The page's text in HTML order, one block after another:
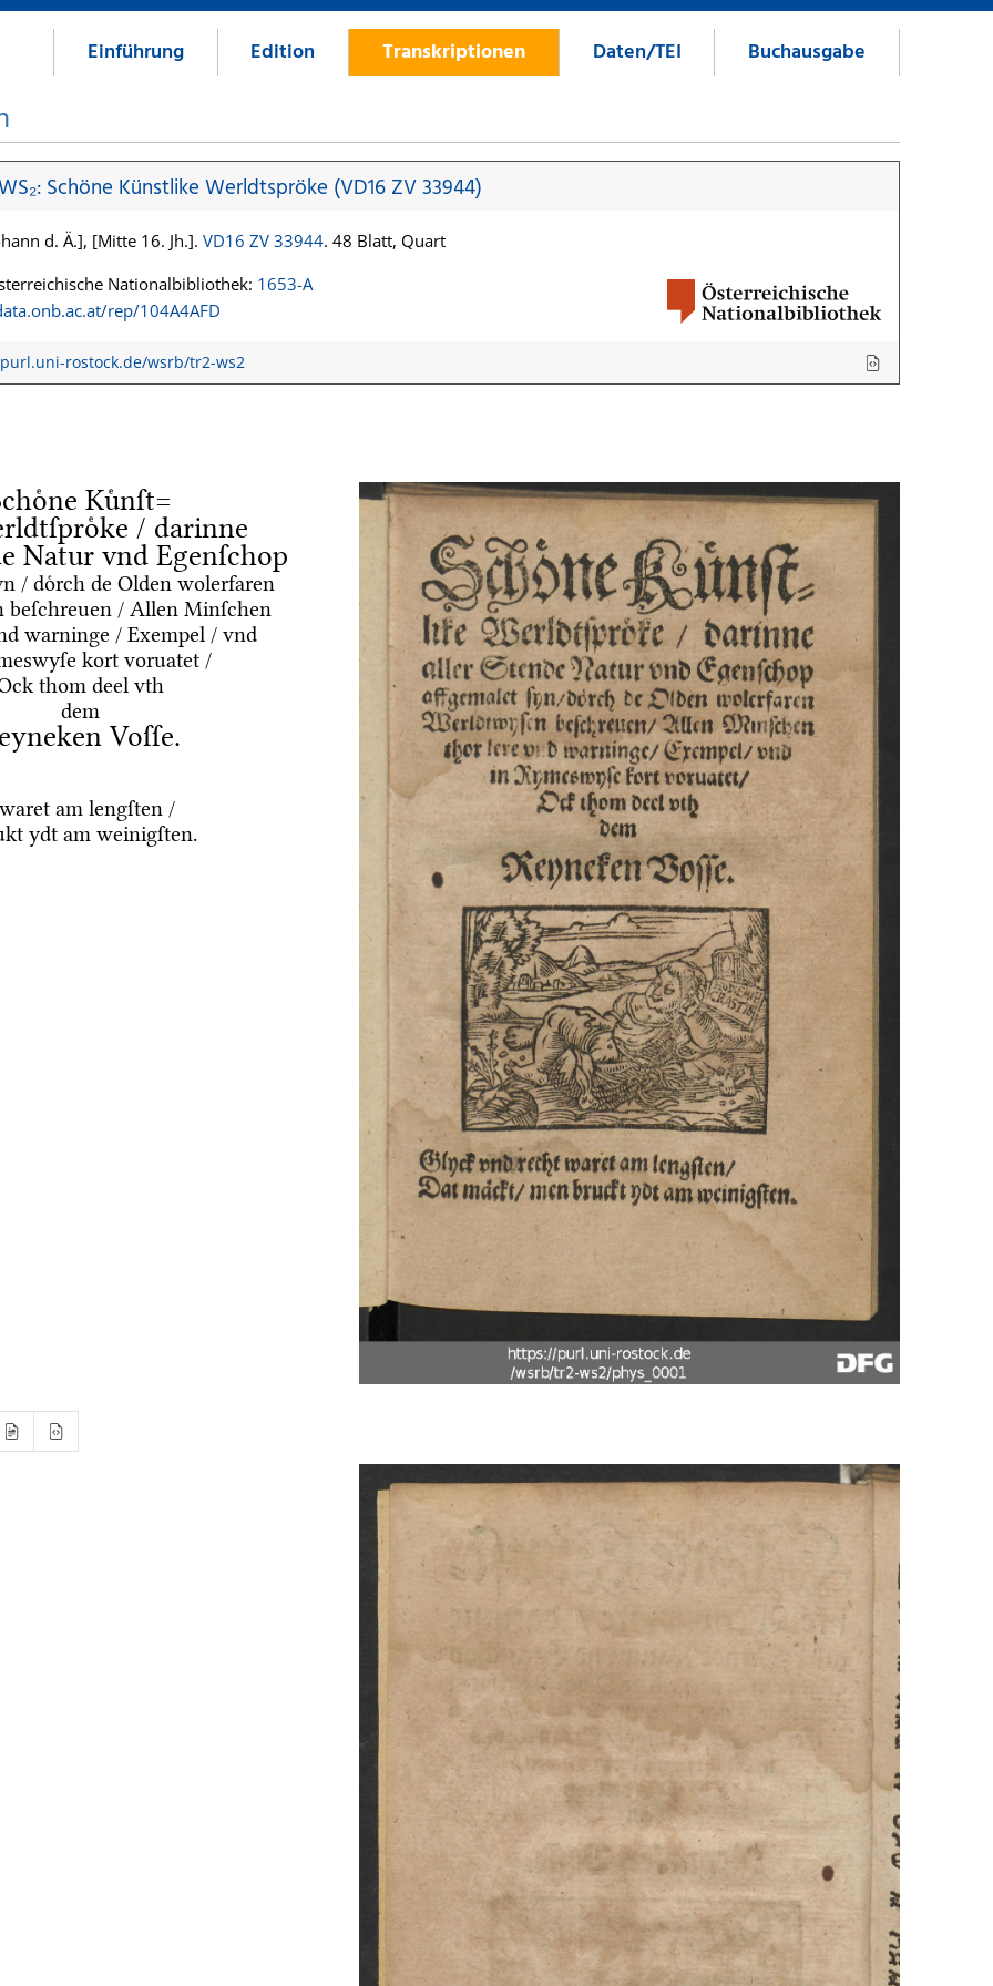
Einführung Edition Transkriptionen Daten/TEI Buchausgabe
Schöne Künstlike Werldtspröke (VD16 ZV 33944)
d. Ä.], [Mitte 16. Jh.]. VD16 ZV 33944. 48 Blatt, Quart
Nationalbibliothek: 1653-A
rep/104A4AFD
rostock.de/wsrb/tr2-ws2
Kuͤnſt=
/ darinne
Natur vnd Egenſchop
/ doͤrch de Olden wolerfaren
beſchreuen / Allen Minſchen
warninge / Exempel / vnd
kort voruatet /
thom deel vth
dem
Voſſe.
am lengſten /
ydt am weinigſten.